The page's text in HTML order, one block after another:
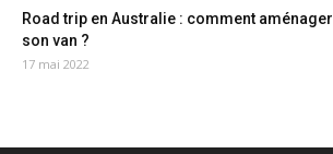
Road trip en Australie : comment aménager
son van ?
17 mai 2022